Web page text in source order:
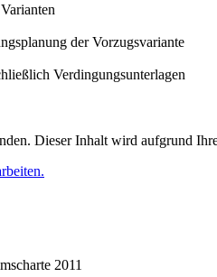
der Vorzugsvariante
Verdingungsunterlagen
Dieser Inhalt wird aufgrund
2011